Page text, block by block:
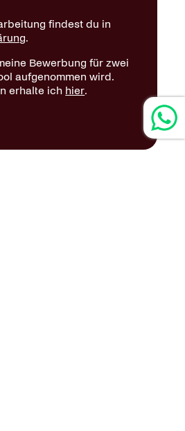
findest du in
.
Bewerbung für zwei
aufgenommen wird.
erhalte ich hier.